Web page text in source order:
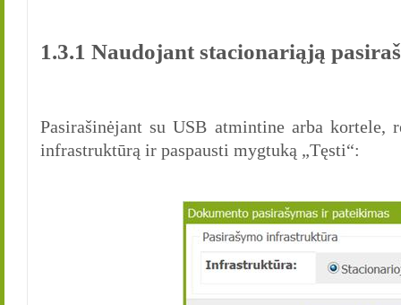
1.3.1 Naudojant stacionariąją
Pasirašinėjant su USB atmintine arba kortele,
infrastruktūrą ir paspausti mygtuką „Tęsti“: